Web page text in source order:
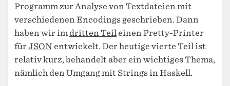
Programm zur Analyse von Textdateien mit
verschiedenen Encodings geschrieben. Dann
haben wir im dritten Teil einen Pretty-Printer
fürJSON entwickelt. Der heutige vierte Teil ist
relativ kurz, behandelt aber ein wichtiges Thema,
nämlich den Umgang mit Strings in Haskell.